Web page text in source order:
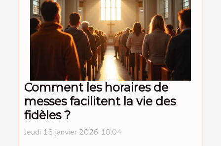
Comment les horaires de
messes facilitent la vie des
fidèles ?
Jeudi 15 janvier 2026 10:04